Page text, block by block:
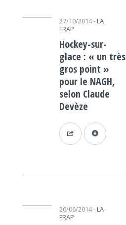
Lecteur audio 27/10/2014- LA
FRAP
Hockey-sur-
glace : « un très
gros point »
pour le NAGH,
selon Claude
Devèze
Lecteur audio 26/06/2014- LA
FRAP